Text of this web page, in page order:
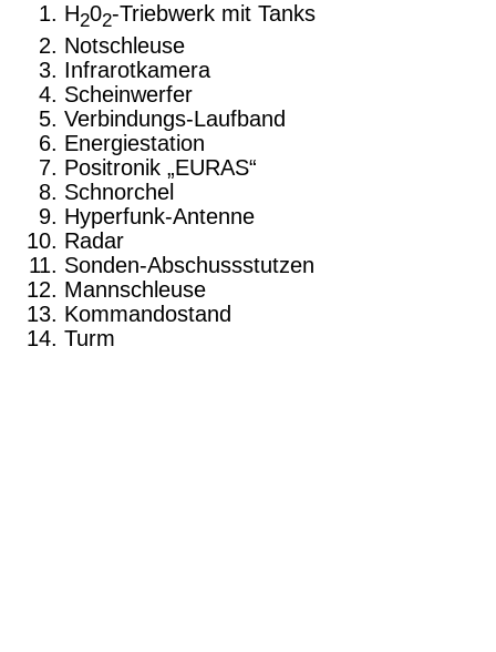
H202-Triebwerk mit Tanks
Notschleuse
Infrarotkamera
Scheinwerfer
Verbindungs-Laufband
Energiestation
Positronik „EURAS“
Schnorchel
Hyperfunk-Antenne
Radar
Sonden-Abschussstutzen
Mannschleuse
Kommandostand
Turm